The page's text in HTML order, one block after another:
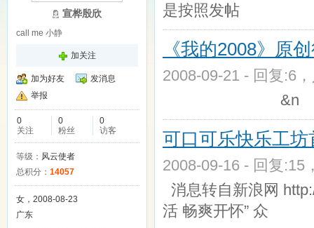
宣桦殷欣
call me 小静
加关注
加为好友
发消息
举报
0
关注
0
粉丝
0
访客
等级： 风云使者
总积分： 14057
女，2008-08-23
广东
是按照发帖
《我的2008》原
2008-09-21 - 回复:6
&n
可口可乐快乐工
2008-09-16 - 回复:15
消息转自新浪网
活 畅爽开怀” 众